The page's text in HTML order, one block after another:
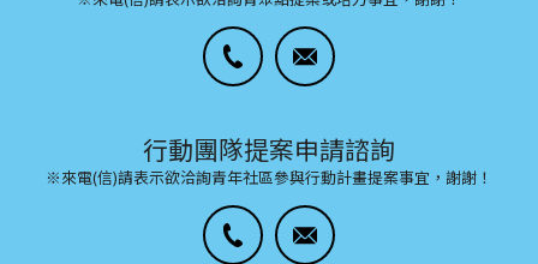
行動團隊提案申請諮詢
※來電(信)請表示欲洽詢青年社區參與行動計畫提案事宜，謝謝！